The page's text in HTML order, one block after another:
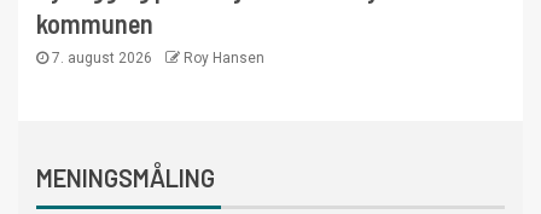
kommunen
7. august 2026 Roy Hansen
MENINGSMÅLING